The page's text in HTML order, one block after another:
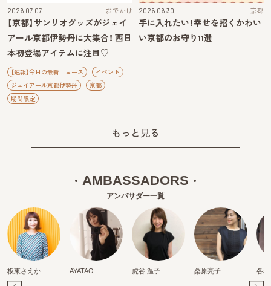
2026.07.07 おでかけ
【京都】サンリオグッズがジェイ
アール京都伊勢丹に大集合！ 西日
本初登場アイテムに注目♡
【速報】今日の最新ニュース
イベント
ジェイアール京都伊勢丹
京都
期間限定
2026.06.30 京都
手に入れたい！幸せを招くかわい
い京都のお守り11選
もっと見る
AMBASSADORS
アンバサダー一覧
板東さえか AYATAO 虎谷 温子 桑原亮子 各務